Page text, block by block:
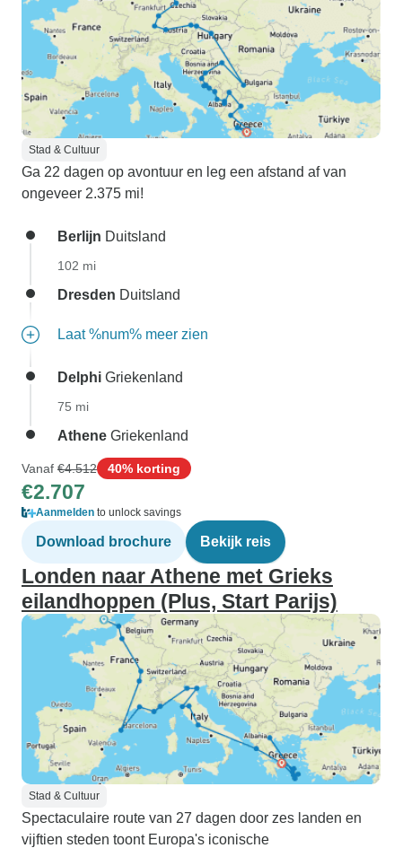
Stad & Cultuur
Ga 22 dagen op avontuur en leg een afstand af van
ongeveer 2.375 mi!
Berlijn Duitsland
102 mi
Dresden Duitsland
Laat %num% meer zien
Delphi Griekenland
75 mi
Athene Griekenland
Vanaf €4.512 40% korting
€2.707
Aanmelden to unlock savings
Download brochure Bekijk reis
Londen naar Athene met Grieks
eilandhoppen (Plus, Start Parijs)
Stad & Cultuur
Spectaculaire route van 27 dagen door zes landen en
vijftien steden toont Europa's iconische